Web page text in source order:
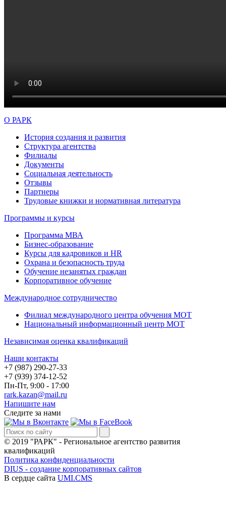
О РАРК
История создания и развития
Структура агентства
Филиалы
Документы
Социальная деятельность
Отзывы
Партнеры
Трудовые книжки и нормативная литература
Программы и курсы
Программа МВА
Бизнес-образование
Курсы для кадровиков и HR
Охрана и безопасность труда
Обучение незанятых граждан
Корпоративное обучение
Международное сотрудничество
Филиал международного центра обучения МОТ
Национальный информационный центр МОТ
Независимая оценка квалификаций
Наши контакты
+7 (987) 290-27-33
+7 (939) 374-12-52
Пн-Пт, 9:00 - 17:00
rark.kazan@mail.ru
Напишите нам
Следите за нами
© 2019 "РАРК" - Региональное агентство развития
квалификаций
Политика конфиденциальности
DIUS - создание корпоративных сайтов
В сердце сайта UMI.CMS